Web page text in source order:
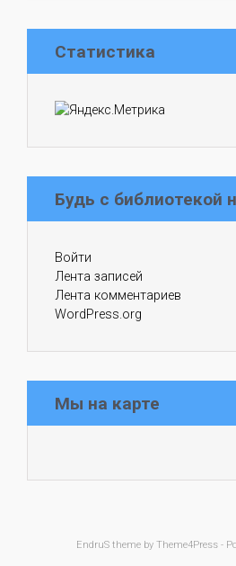
Статистика
Будь с библиотекой
Войти
Лента записей
Лента комментариев
WordPress.org
Мы на карте
EndruStheme by Theme4Press -